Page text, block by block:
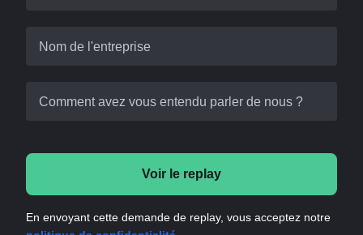
Nom de l'entreprise
Comment avez vous entendu parler de nous ?
Voir le replay
En envoyant cette demande de replay, vous acceptez notre